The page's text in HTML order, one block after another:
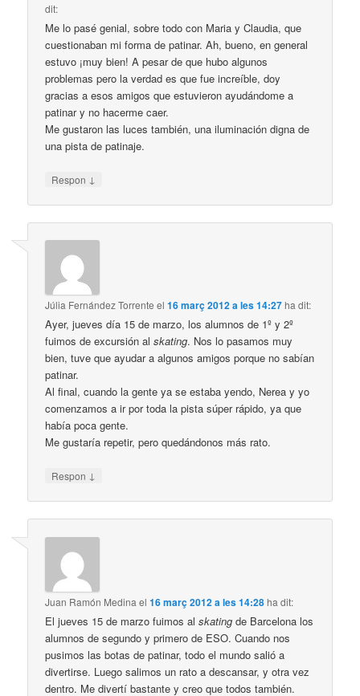
dit:
Me lo pasé genial, sobre todo con Maria y Claudia, que
cuestionaban mi forma de patinar. Ah, bueno, en general
estuvo ¡muy bien! A pesar de que hubo algunos
problemas pero la verdad es que fue increíble, doy
gracias a esos amigos que estuvieron ayudándome a
patinar y no hacerme caer.
Me gustaron las luces también, una iluminación digna de
una pista de patinaje.
Respon ↓
Júlia Fernández Torrente el16 març 2012 a les 14:27ha dit:
Ayer, jueves día 15 de marzo, los alumnos de 1º y 2º
fuimos de excursión alskating. Nos lo pasamos muy
bien, tuve que ayudar a algunos amigos porque no sabían
patinar.
Al final, cuando la gente ya se estaba yendo, Nerea y yo
comenzamos a ir por toda la pista súper rápido, ya que
había poca gente.
Me gustaría repetir, pero quedándonos más rato.
Respon ↓
Juan Ramón Medina el16 març 2012 a les 14:28ha dit:
El jueves 15 de marzo fuimos alskating de Barcelona los
alumnos de segundo y primero de ESO. Cuando nos
pusimos las botas de patinar, todo el mundo salió a
divertirse. Luego salimos un rato a descansar, y otra vez
dentro. Me divertí bastante y creo que todos también.